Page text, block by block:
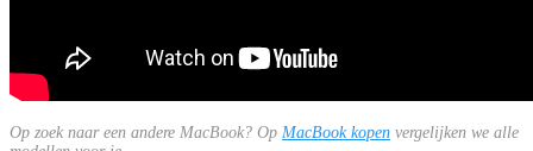
Op zoek naar een andere MacBook? Op MacBook kopen vergelijken we alle